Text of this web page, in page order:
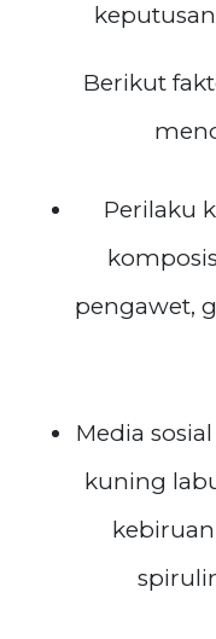
Berikut
Perilaku
pengawet,
Media
kuning